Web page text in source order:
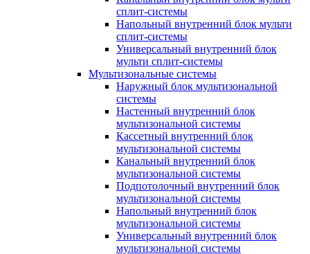
сплит-системы
Напольный внутренний блок мульти
сплит-системы
Универсальный внутренний блок
мульти сплит-системы
Мультизональные системы
Наружный блок мультизональной
системы
Настенный внутренний блок
мультизональной системы
Кассетный внутренний блок
мультизональной системы
Канальный внутренний блок
мультизональной системы
Подпотолочный внутренний блок
мультизональной системы
Напольный внутренний блок
мультизональной системы
Универсальный внутренний блок
мультизональной системы